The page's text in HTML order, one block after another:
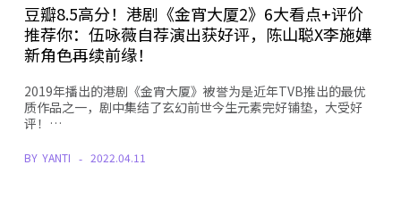
豆瓣8.5高分！港剧《金宵大厦2》6大看点+评价
推荐你：伍咏薇自荐演出获好评，陈山聪X李施嬅
新角色再续前缘！
2019年播出的港剧《金宵大厦》被誉为是近年TVB推出的最优
质作品之一，剧中集结了玄幻前世今生元素完好铺垫，大受好
评！…
BY YANTI 2022.04.11